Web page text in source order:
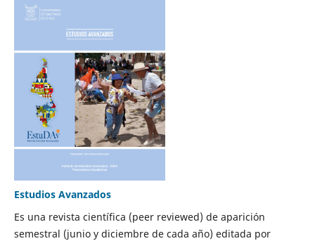
Estudios Avanzados
Es una revista científica (peer reviewed) de aparición
semestral (junio y diciembre de cada año) editada por